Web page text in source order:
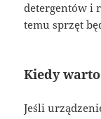
detergentów i
temu sprzęt
Kiedy
Jeśli